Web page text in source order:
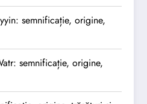
semnificație, origine,
semnificație, origine,